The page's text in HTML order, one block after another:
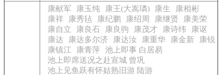
康献军 康玉纯 康王(大嵩璘) 康生
康相彬
康祥
康秀毡 康纪鹏 康绍周 康继贤
康美荣
康自立
康良石 康良驹 康茂才 康诗纬
康讴
康达
康达多尔济 康达汝 康重华 康金新
康锐
康镇江
康青萍
池上即事 白居易
池上即席送况之赴宣城 曾巩
池上见鱼跃有怀姑熟旧游 陆游